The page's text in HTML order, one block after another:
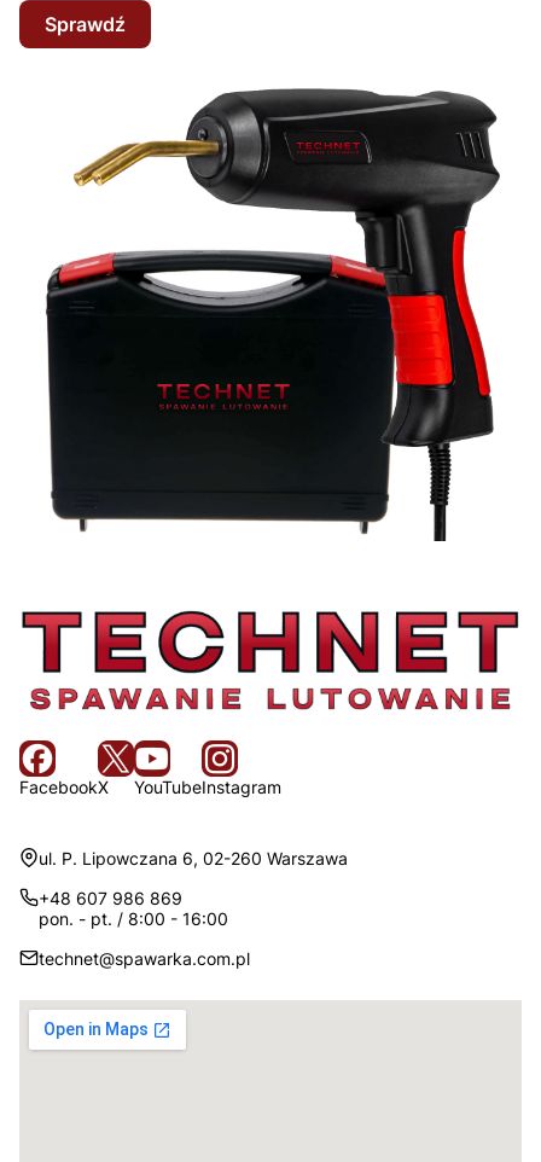
Sprawdź
FacebookX YouTubeInstagram
Adres:
ul. P. Lipowczana 6, 02-260 Warszawa
+48 607 986 869
pon. - pt. / 8:00 - 16:00
technet@spawarka.com.pl